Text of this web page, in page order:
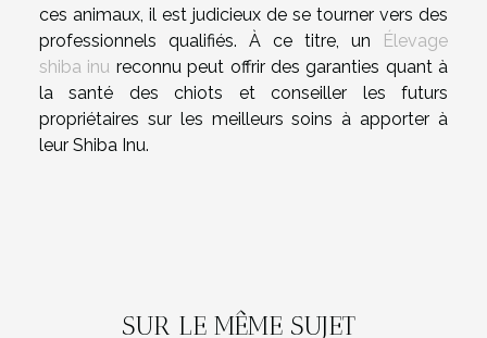
ces animaux, il est judicieux de se tourner vers des
professionnels qualifiés. À ce titre, un
Élevage
shiba inu reconnu peut offrir des garanties quant à
la santé des chiots et conseiller les futurs
propriétaires sur les meilleurs soins à apporter à
leur Shiba Inu.
SUR LE MÊME SUJET